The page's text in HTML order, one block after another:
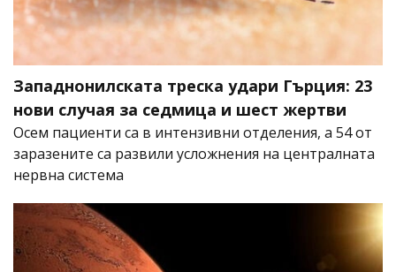
Западнонилската треска удари Гърция: 23
нови случая за седмица и шест жертви
Осем пациенти са в интензивни отделения, а 54 от
заразените са развили усложнения на централната
нервна система